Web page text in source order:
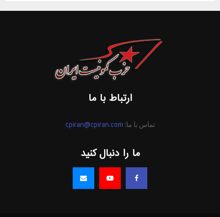
ارتباط با ما
تماس با ما: cpiran@cpiran.com
ما را دنبال کنید